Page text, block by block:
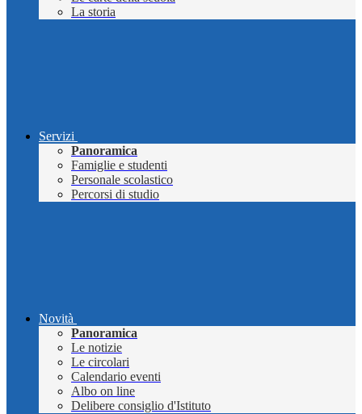
La storia
Servizi
Panoramica
Famiglie e studenti
Personale scolastico
Percorsi di studio
Novità
Panoramica
Le notizie
Le circolari
Calendario eventi
Albo on line
Delibere consiglio d'Istituto